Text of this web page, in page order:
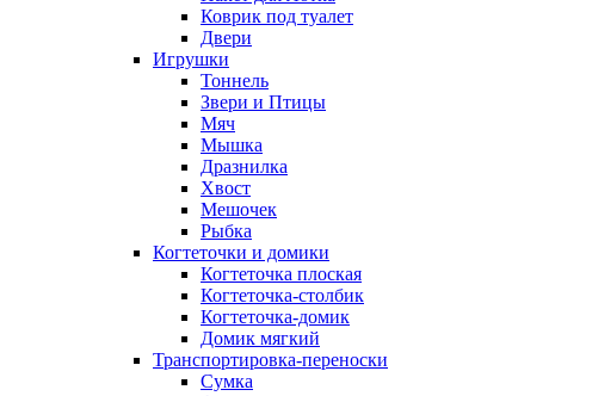
Коврик под туалет
Двери
Игрушки
Тоннель
Звери и Птицы
Мяч
Мышка
Дразнилка
Хвост
Мешочек
Рыбка
Когтеточки и домики
Когтеточка плоская
Когтеточка-столбик
Когтеточка-домик
Домик мягкий
Транспортировка-переноски
Сумка